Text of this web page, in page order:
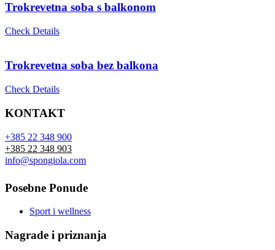
Trokrevetna soba s balkonom
Check Details
Trokrevetna soba bez balkona
Check Details
KONTAKT
+385 22 348 900
+385 22 348 903
info@spongiola.com
Posebne Ponude
Sport i wellness
Nagrade i priznanja